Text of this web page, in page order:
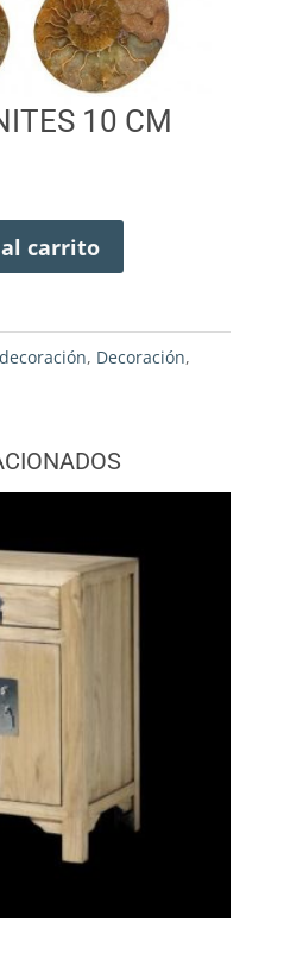
10 CM
carrito
, Decoración,